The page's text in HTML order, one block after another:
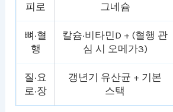
피로
그네슘
뼈·혈
행
칼슘·비타민D + (혈행 관
심 시 오메가3)
질·요
로·장
갱년기 유산균 + 기본
스택